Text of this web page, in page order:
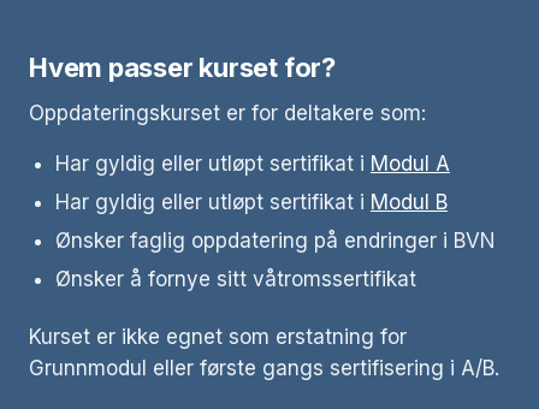
Hvem passer kurset for?
Oppdateringskurset er for deltakere som:
Har gyldig eller utløpt sertifikat i Modul A
Har gyldig eller utløpt sertifikat i Modul B
Ønsker faglig oppdatering på endringer i BVN
Ønsker å fornye sitt våtromssertifikat
Kurset er ikke egnet som erstatning for
Grunnmodul eller første gangs sertifisering i A/B.